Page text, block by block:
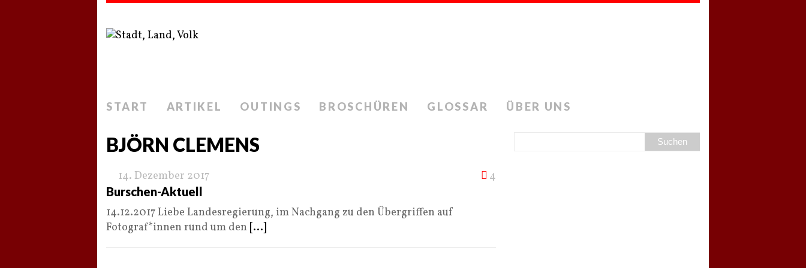
START ARTIKEL OUTINGS BROSCHÜREN GLOSSAR ÜBER UNS
BJÖRN CLEMENS
14. Dezember 2017 4
Burschen-Aktuell
14.12.2017 Liebe Landesregierung, im Nachgang zu den Übergriffen auf
Fotograf*innen rund um den [...]